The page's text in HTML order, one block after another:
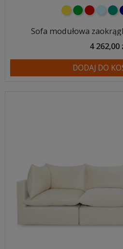
żółtyzielonyczerwony
błękitny
Sofa modułowa
4 262,00
DODAJ DO